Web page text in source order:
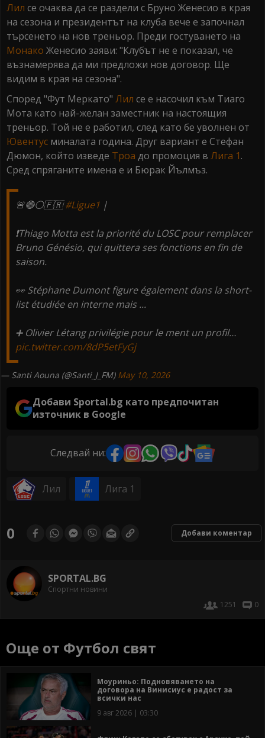
Лил се очаква да се раздели с Бруно Женесио в края
на сезона и президентът на клуба вече е започнал
търсенето на нов треньор. Преди гостуването на
Монако Женесио заяви: "Клубът не е показал, че
възнамерява да ми предложи нов договор. Ще
видим в края на сезона".
Според "Фут Меркато" Лил се е насочил към Тиаго
Мота като най-желан заместник на настоящия
треньор. Той не е работил, след като бе уволнен от
Ювентус миналата година. Друг вариант е Стефан
Дюмон, който изведе Троа до промоция в Лига 1.
Сред спряганите имена е и Бюрак Йълмъз.
🚨🔴⚪️🇫🇷#Ligue1 |
❗️Thiago Motta est la priorité du LOSC pour remplacer
Bruno Génésio, qui quittera ses fonctions en fin de
saison.
👀 Stéphane Dumont figure également dans la short-
list étudiée en interne mais ...
➕️ Olivier Létang privilégie pour le ment un profil…
pic.twitter.com/8dP5etFyGj
— Santi Aouna (@Santi_J_FM) May 10, 2026
Добави Sportal.bg като предпочитан
източник в Google
Следвай ни:
Лил Лига 1
0 Добави коментар
SPORTAL.BG
Спортни новини
1251
0
Още от Футбол свят
Моуриньо: Подновяването на
договора на Винисиус е радост за
всички нас
9 авг 2026 | 03:30